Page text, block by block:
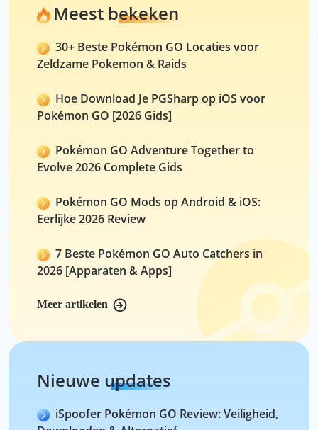
Meest bekeken
30+ Beste Pokémon GO Locaties voor
Zeldzame Pokemon & Raids
Hoe Download Je PGSharp op iOS voor
Pokémon GO [2026 Gids]
Pokémon GO Adventure Together to
Evolve 2026 Complete Gids
Pokémon GO Mods op Android & iOS:
Eerlijke 2026 Review
7 Beste Pokémon GO Auto Catchers in
2026 [Apparaten & Apps]
Meer artikelen
Nieuwe updates
iSpoofer Pokémon GO Review: Veiligheid,